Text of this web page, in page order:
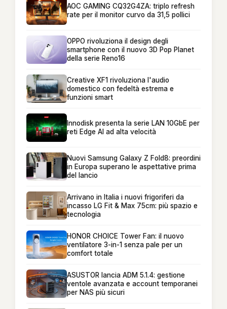
AOC GAMING CQ32G4ZA: triplo refresh
rate per il monitor curvo da 31,5 pollici
OPPO rivoluziona il design degli
smartphone con il nuovo 3D Pop Planet
della serie Reno16
Creative XF1 rivoluziona l'audio
domestico con fedeltà estrema e
funzioni smart
Innodisk presenta la serie LAN 10GbE per
reti Edge AI ad alta velocità
Nuovi Samsung Galaxy Z Fold8: preordini
in Europa superano le aspettative prima
del lancio
Arrivano in Italia i nuovi frigoriferi da
incasso LG Fit & Max 75cm: più spazio e
tecnologia
HONOR CHOICE Tower Fan: il nuovo
ventilatore 3-in-1 senza pale per un
comfort totale
ASUSTOR lancia ADM 5.1.4: gestione
ventole avanzata e account temporanei
per NAS più sicuri